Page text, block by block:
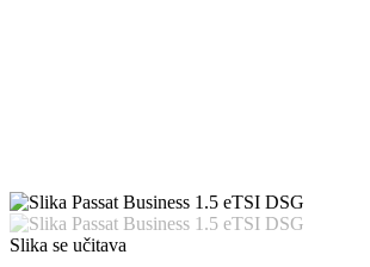
Slika se učitava